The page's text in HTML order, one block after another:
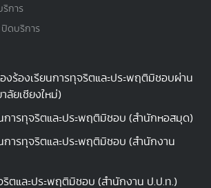
ริการ
ดบริการ
องร้องเรียนการทุจริตและประพฤติมิชอบผ่าน
ลัยเชียงใหม่)
การทุจริตและประพฤติมิชอบ (สำนักหอสมุด)
การทุจริตและประพฤติมิชอบ (สำนักงาน
ริตและประพฤติมิชอบ (สำนักงาน ป.ป.ท.)